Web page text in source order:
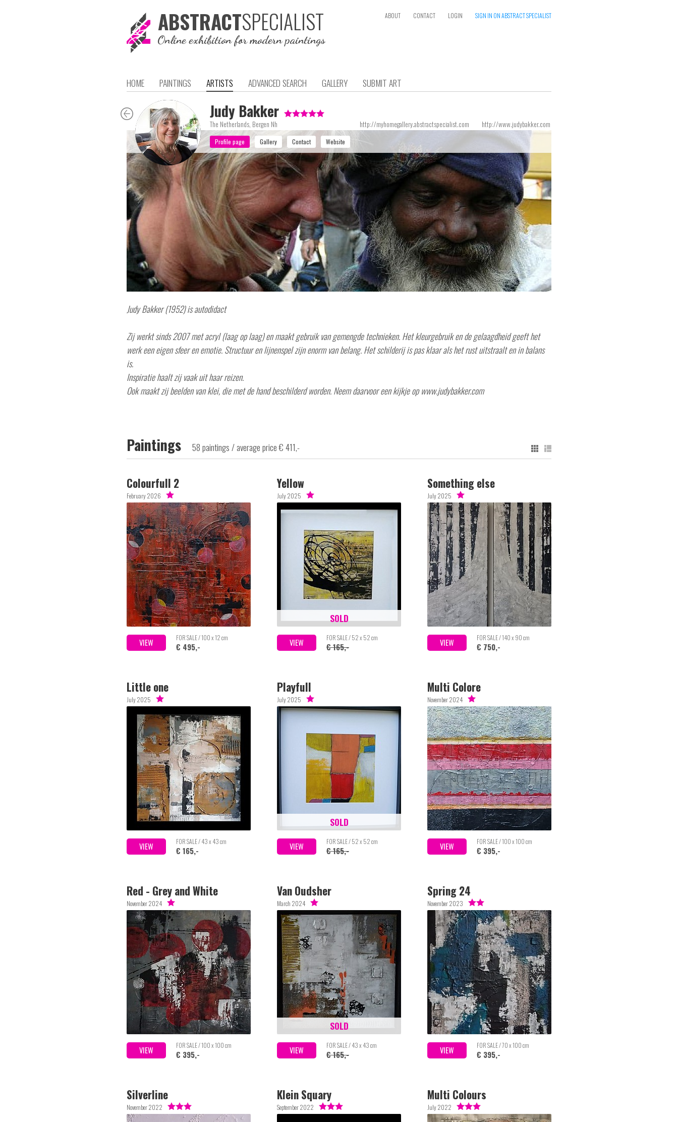
ABSTRACTSPECIALIST
Online exhibition for modern paintings
ABOUT CONTACT LOGIN SIGN IN ON ABSTRACT SPECIALIST
HOME PAINTINGS ARTISTS ADVANCED SEARCH GALLERY SUBMIT ART
Judy Bakker
The Netherlands, Bergen Nh http://www.judybakker.com
http://myhomegallery.abstractspecialist.com
Judy Bakker (1952) is autodidact
Zij werkt sinds 2007 met acryl (laag op laag) en maakt gebruik van gemengde technieken. Het kleurgebruik en de gelaagdheid geeft het
werk een eigen sfeer en emotie. Structuur en lijnenspel zijn enorm van belang. Het schilderij is pas klaar als het rust uitstraalt en in balans
is.
Inspiratie haalt zij vaak uit haar reizen.
Ook maakt zij beelden van klei, die met de hand beschilderd worden. Neem daarvoor een kijkje op www.judybakker.com
Paintings 58 paintings / average price € 411,-
February 2026
VIEW FOR SALE / 100 x 12 cm
€ 495,-
Colourfull 2
July 2025
VIEW FOR SALE / 52 x 52 cm
€ 165,-
SOLD
Yellow
July 2025
VIEW FOR SALE / 140 x 90 cm
€ 750,-
Something else
July 2025
VIEW FOR SALE / 43 x 43 cm
€ 165,-
Little one
July 2025
VIEW FOR SALE / 52 x 52 cm
€ 165,-
SOLD
Playfull
November 2024
VIEW FOR SALE / 100 x 100 cm
€ 395,-
Multi Colore
November 2024
VIEW FOR SALE / 100 x 100 cm
€ 395,-
Red - Grey and White
March 2024
VIEW FOR SALE / 43 x 43 cm
€ 165,-
SOLD
Van Oudsher
November 2023
VIEW FOR SALE / 70 x 100 cm
€ 395,-
Spring 24
November 2022
Silverline
September 2022
Klein Squary
July 2022
Multi Colours